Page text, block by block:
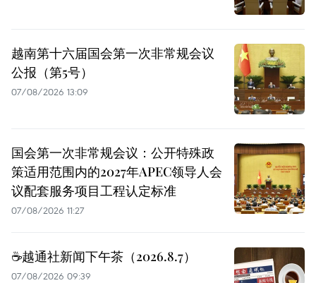
越南第十六届国会第一次非常规会议
公报（第5号）
07/08/2026 13:09
国会第一次非常规会议：公开特殊政
策适用范围内的2027年APEC领导人会
议配套服务项目工程认定标准
07/08/2026 11:27
☕️越通社新闻下午茶（2026.8.7）
07/08/2026 09:39